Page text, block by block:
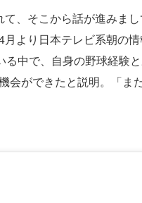
、そこから話が進みま
より日本テレビ系朝の
中で、自身の野球経験
ができたと説明。「ま